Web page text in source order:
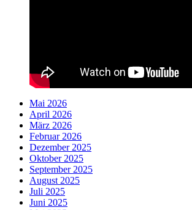
Mai 2026
April 2026
März 2026
Februar 2026
Dezember 2025
Oktober 2025
September 2025
August 2025
Juli 2025
Juni 2025